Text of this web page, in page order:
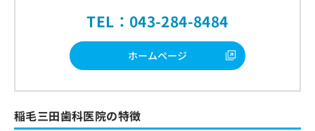
TEL：043-284-8484
ホームページ
稲毛三田歯科医院の特徴